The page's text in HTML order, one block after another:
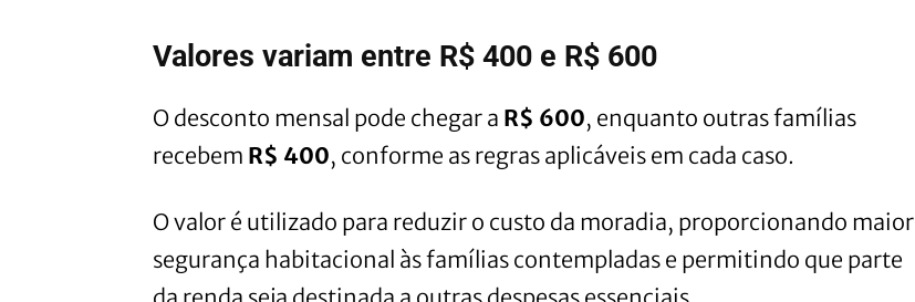
Valores variam entre R$ 400 e R$ 600
O desconto mensal pode chegar a R$ 600, enquanto outras famílias
recebem R$ 400, conforme as regras aplicáveis em cada caso.
O valor é utilizado para reduzir o custo da moradia, proporcionando maior
segurança habitacional às famílias contempladas e permitindo que parte